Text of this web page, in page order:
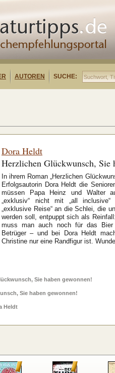
AUTOREN SUCHE:
Dora Heldt
Herzlichen Glückwunsch, Sie
In ihrem Roman „Herzlichen
Erfolgsautorin Dora Heldt die
müssen Papa Heinz und Walter
„exklusiv“ nicht mit „all
„exklusive Reise“ an die Schlei, die
werden soll, entpuppt sich als
muss man auch noch für das Bier
Betrüger – und bei Dora Heldt
Christine nur eine Randfigur ist.
Sie haben gewonnen!
Sie haben gewonnen!
Heldt